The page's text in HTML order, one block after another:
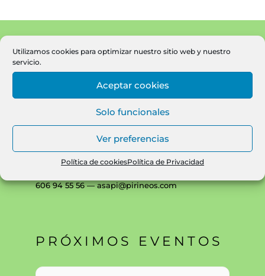
Utilizamos cookies para optimizar nuestro sitio web y nuestro
servicio.
Aceptar cookies
Solo funcionales
Ver preferencias
Política de cookiesPolítica de Privacidad
Bovinos de Raza Pirenaica
Avda. Movera, 580
606 94 55 56 — asapi@pirineos.com
PRÓXIMOS EVENTOS